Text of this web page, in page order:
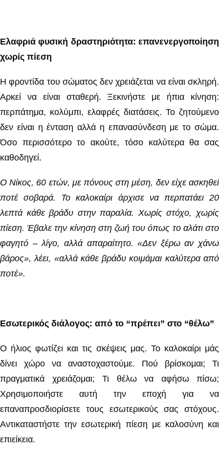
Ελαφριά φυσική δραστηριότητα: επανενεργοποίηση
χωρίς πίεση
Η φροντίδα του σώματος δεν χρειάζεται να είναι σκληρή.
Αρκεί να είναι σταθερή. Ξεκινήστε με ήπια κίνηση:
περπάτημα, κολύμπι, ελαφρές διατάσεις. Το ζητούμενο
δεν είναι η ένταση αλλά η επανασύνδεση με το σώμα.
Όσο περισσότερο το ακούτε, τόσο καλύτερα θα σας
καθοδηγεί.
Ο Νίκος, 60 ετών, με πόνους στη μέση, δεν είχε ασκηθεί
ποτέ σοβαρά. Το καλοκαίρι άρχισε να περπατάει 20
λεπτά κάθε βράδυ στην παραλία. Χωρίς στόχο, χωρίς
πίεση. Έβαλε την κίνηση στη ζωή του όπως το αλάτι στο
φαγητό – λίγο, αλλά απαραίτητο. «Δεν ξέρω αν χάνω
βάρος», λέει, «αλλά κάθε βράδυ κοιμάμαι καλύτερα από
ποτέ».
Εσωτερικός διάλογος: από το “πρέπει” στο “θέλω”
Ο ήλιος φωτίζει και τις σκέψεις μας. Το καλοκαίρι μάς
δίνει χώρο να αναστοχαστούμε. Πού βρίσκομαι; Τι
πραγματικά χρειάζομαι; Τι θέλω να αφήσω πίσω;
Χρησιμοποιήστε αυτή την εποχή για να
επαναπροσδιορίσετε τους εσωτερικούς σας στόχους.
Αντικαταστήστε την εσωτερική πίεση με καλοσύνη και
επιείκεια.